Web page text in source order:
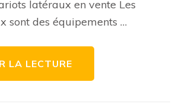
disponibles
latéraux en vente Les
sont des équipements …
LA LECTURE